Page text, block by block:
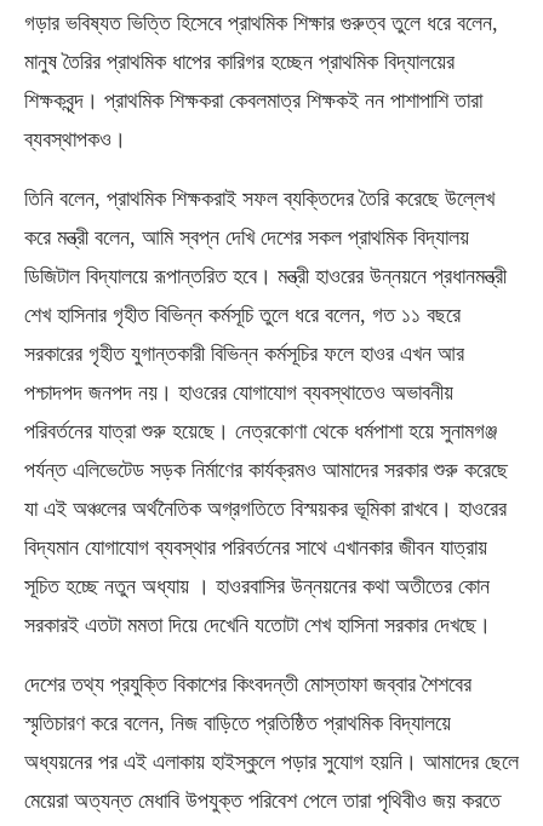
গড়ার ভবিষ্যত ভিত্তি হিসেবে প্রাথমিক শিক্ষার গুরুত্ব তুলে ধরে বলেন,
মানুষ তৈরির প্রাথমিক ধাপের কারিগর হচ্ছেন প্রাথমিক বিদ্যালয়ের
শিক্ষকবৃন্দ। প্রাথমিক শিক্ষকরা কেবলমাত্র শিক্ষকই নন পাশাপাশি তারা
ব্যবস্থাপকও।
তিনি বলেন, প্রাথমিক শিক্ষকরাই সফল ব্যক্তিদের তৈরি করেছে উল্লেখ
করে মন্ত্রী বলেন, আমি স্বপ্ন দেখি দেশের সকল প্রাথমিক বিদ্যালয়
ডিজিটাল বিদ্যালয়ে রূপান্তরিত হবে। মন্ত্রী হাওরের উন্নয়নে প্রধানমন্ত্রী
শেখ হাসিনার গৃহীত বিভিন্ন কর্মসূচি তুলে ধরে বলেন, গত ১১ বছরে
সরকারের গৃহীত যুগান্তকারী বিভিন্ন কর্মসূচির ফলে হাওর এখন আর
পশ্চাদপদ জনপদ নয়। হাওরের যোগাযোগ ব্যবস্থাতেও অভাবনীয়
পরিবর্তনের যাত্রা শুরু হয়েছে। নেত্রকোণা থেকে ধর্মপাশা হয়ে সুনামগঞ্জ
পর্যন্ত এলিভেটেড সড়ক নির্মাণের কার্যক্রমও আমাদের সরকার শুরু করেছে
যা এই অঞ্চলের অর্থনৈতিক অগ্রগতিতে বিস্ময়কর ভূমিকা রাখবে। হাওরের
বিদ্যমান যোগাযোগ ব্যবস্থার পরিবর্তনের সাথে এখানকার জীবন যাত্রায়
সূচিত হচ্ছে নতুন অধ্যায় । হাওরবাসির উন্নয়নের কথা অতীতের কোন
সরকারই এতটা মমতা দিয়ে দেখেনি যতোটা শেখ হাসিনা সরকার দেখছে।
দেশের তথ্য প্রযুক্তি বিকাশের কিংবদন্তী মোস্তাফা জব্বার শৈশবের
স্মৃতিচারণ করে বলেন, নিজ বাড়িতে প্রতিষ্ঠিত প্রাথমিক বিদ্যালয়ে
অধ্যয়নের পর এই এলাকায় হাইস্কুলে পড়ার সুযোগ হয়নি। আমাদের ছেলে
মেয়েরা অত্যন্ত মেধাবি উপযুক্ত পরিবেশ পেলে তারা পৃথিবীও জয় করতে